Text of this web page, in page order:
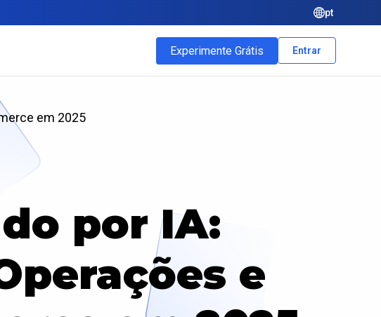
pt
Experimente Grátis Entrar
em 2025
por IA:
e